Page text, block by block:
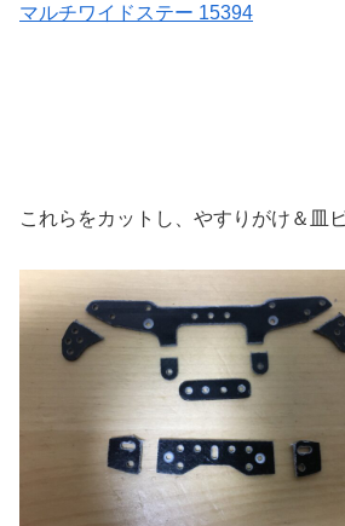
マルチワイドステー 15394
これらをカットし、やすりがけ＆皿